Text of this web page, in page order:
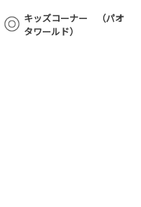
キッズコーナー （パオ
タワールド）